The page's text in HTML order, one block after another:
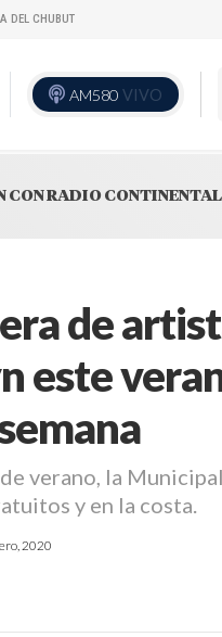
DEL CHUBUT
AM580 VIVO
CON RADIO CONTINENTAL
de
este
verano, la
y en la costa.
2020